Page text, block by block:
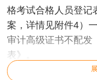
格考试合格人员登记
案，详情见附件4）
审计高级证书不配发
表》。